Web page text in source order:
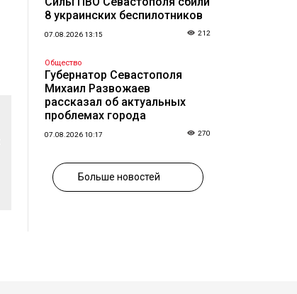
8 украинских беспилотников
07.08.2026 13:15 212
Общество
Губернатор Севастополя
Михаил Развожаев
рассказал об актуальных
проблемах города
07.08.2026 10:17 270
Больше новостей